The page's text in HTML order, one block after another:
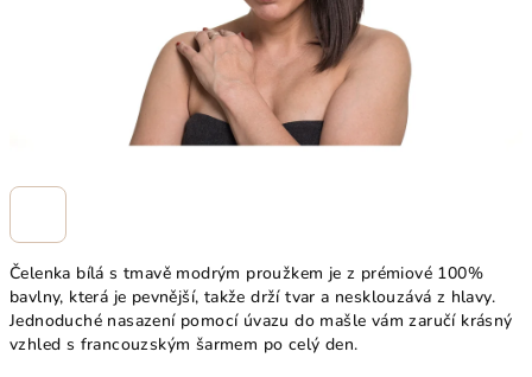
Čelenka bílá s tmavě modrým proužkem je z prémiové 100%
bavlny, která je pevnější, takže drží tvar a nesklouzává z hlavy.
Jednoduché nasazení pomocí úvazu do mašle vám zaručí krásný
vzhled s francouzským šarmem po celý den.